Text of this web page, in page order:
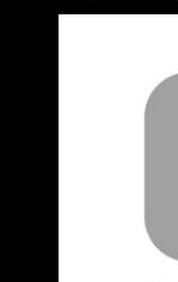
Mazda、
後座預縮
配備後座
更正了)
結:https://